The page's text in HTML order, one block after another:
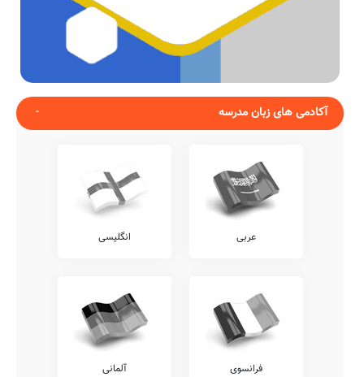
آکادمی های زبان مدرسه
عربی انگلیسی
فرانسوی آلمانی